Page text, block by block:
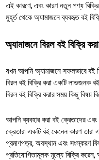
এই কারণে, এবং কারণ নতুন পণ্য
মুহূর্ত থেকে অ্যামাজনে ব্যবহৃত বই
অ্যামাজনে বিরল বই বিক্রি করা
যখন আপনি অ্যামাজনে সফলভাবে বই
বিরল বই বিক্রি করা একটি লাভজনক
বিরল বই বিক্রি করার সময় কিছু বিষয়
আপনি ব্যবহার করা বই ক্রেতাদের
ক্রেতারা একটি বই কেনেন কারণ
প্রমাণপত্র, অবস্থান এবং সংস্করণ
প্রতিযোগিতামূলক মূল্যে বিক্রি